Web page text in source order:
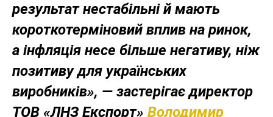
результат нестабільні й мають
короткотерміновий вплив на ринок,
а інфляція несе більше негативу, ніж
позитиву для українських
виробників», — застерігає директор
ТОВ «ЛНЗ Експорт» Володимир